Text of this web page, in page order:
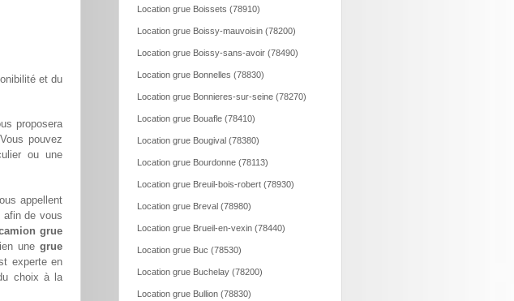
et du
proposera
pouvez
ou une
appellent
afin de vous
grue
une grue
experte en
choix à la
Location grue Boissets (78910)
Location grue Boissy-mauvoisin (78200)
Location grue Boissy-sans-avoir (78490)
Location grue Bonnelles (78830)
Location grue Bonnieres-sur-seine (78270)
Location grue Bouafle (78410)
Location grue Bougival (78380)
Location grue Bourdonne (78113)
Location grue Breuil-bois-robert (78930)
Location grue Breval (78980)
Location grue Brueil-en-vexin (78440)
Location grue Buc (78530)
Location grue Buchelay (78200)
Location grue Bullion (78830)